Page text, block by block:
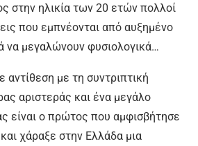
στην ηλικία των 20 ετών πολλοί
που εμπνέονται από αυξημένο
να μεγαλώνουν φυσιολογικά…
με τη συντριπτική
αριστεράς και ένα μεγάλο
είναι ο πρώτος που αμφισβήτησε
χάραξε στην Ελλάδα μια